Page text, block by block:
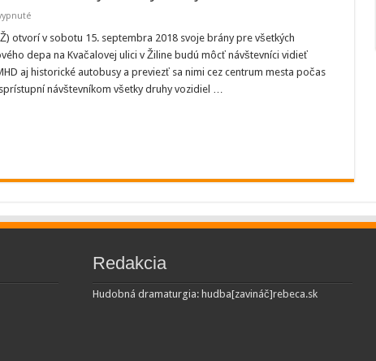
na
dopravný
otvorí
svoje
brány
verejnosti
otvorí v sobotu 15. septembra 2018 svoje brány pre všetkých
depa na Kvačalovej ulici v Žiline budú môcť návštevníci vidieť
aj historické autobusy a previezť sa nimi cez centrum mesta počas
návštevníkom všetky druhy vozidiel …
Redakcia
Hudobná dramaturgia: hudba[zavináč]rebeca.sk